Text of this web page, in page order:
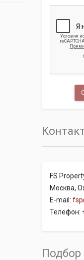
FS
Москва,
E-mail:
Телефон: